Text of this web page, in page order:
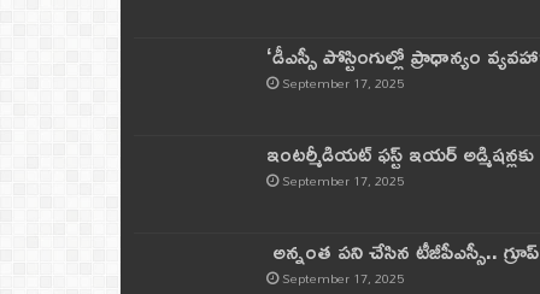
‘డీఎస్సీ పోస్టింగుల్లో ప్రాధాన్యం
September 17, 2025
ఇంటర్మీడియట్ ఫస్ట్‌ ఇయర్‌
September 17, 2025
అన్నంత పని చేసిన టీజీపీఎస్సీ..
September 17, 2025